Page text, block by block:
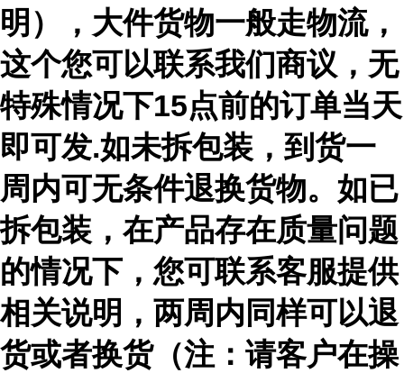
明），大件货物一般走物流，
这个您可以联系我们商议，无
特殊情况下15点前的订单当天
即可发.如未拆包装，到货一
周内可无条件退换货物。如已
拆包装，在产品存在质量问题
的情况下，您可联系客服提供
相关说明，两周内同样可以退
货或者换货（注：请客户在操